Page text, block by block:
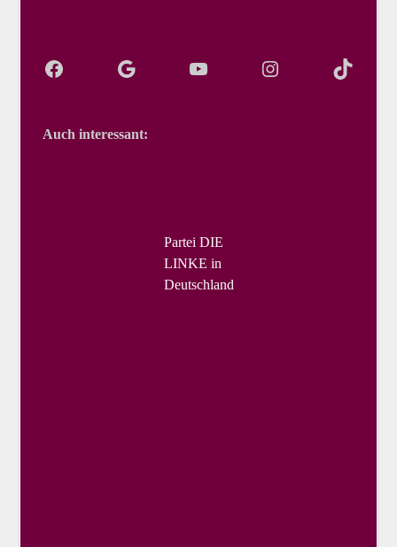
Auch interessant:
Partei DIE
LINKE in
Deutschland